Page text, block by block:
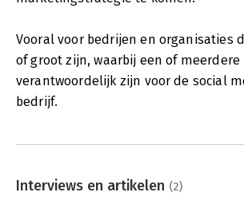
Vooral voor bedrijen en organisaties
of groot zijn, waarbij een of
verantwoordelijk zijn voor de social
bedrijf.
Interviews en artikelen (2)